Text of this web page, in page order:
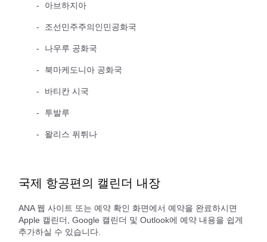
아브하지아
조선민주주의인민공화국
나우루 공화국
북마케도니아 공화국
바티칸 시국
투발루
왈리스 퓌튀나
국제 항공편의 캘린더 내장
ANA 웹 사이트 또는 예약 확인 화면에서 예약을 완료하시면
Apple 캘린더, Google 캘린더 및 Outlook에 예약 내용을 쉽게
추가하실 수 있습니다.